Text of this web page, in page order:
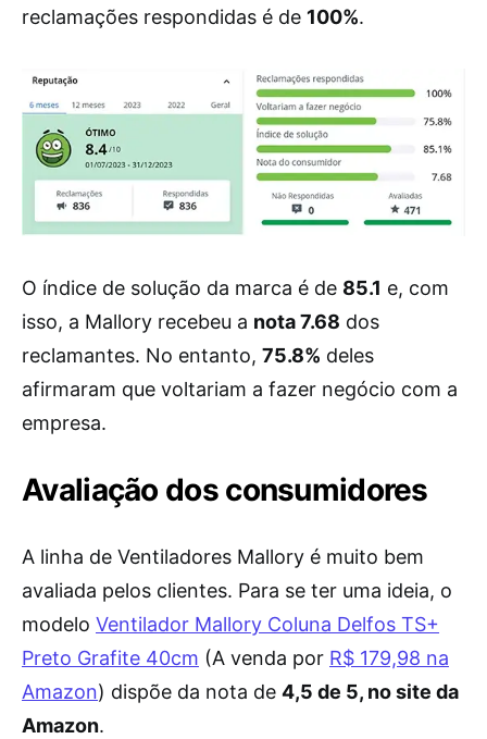
reclamações respondidas é de 100%.
O índice de solução da marca é de 85.1 e, com
isso, a Mallory recebeu a nota 7.68 dos
reclamantes. No entanto, 75.8% deles
afirmaram que voltariam a fazer negócio com a
empresa.
Avaliação dos consumidores
A linha de Ventiladores Mallory é muito bem
avaliada pelos clientes. Para se ter uma ideia, o
modelo Ventilador Mallory Coluna Delfos TS+
Preto Grafite 40cm (A venda por R$ 179,98 na
Amazon) dispõe da nota de 4,5 de 5, no site da
Amazon.